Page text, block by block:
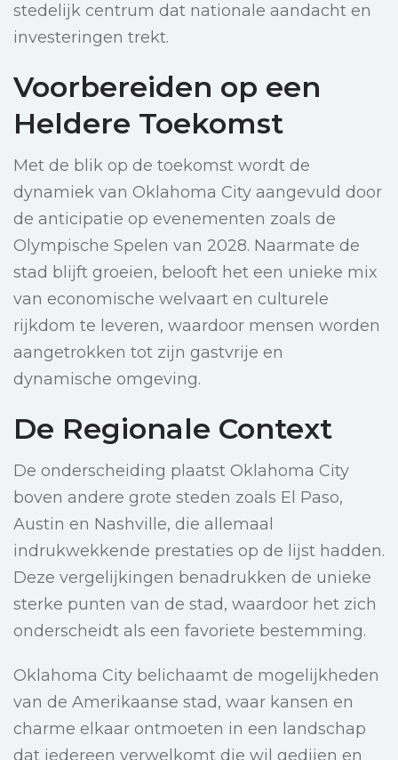
stedelijk centrum dat nationale aandacht en
investeringen trekt.
Voorbereiden op een
Heldere Toekomst
Met de blik op de toekomst wordt de
dynamiek van Oklahoma City aangevuld door
de anticipatie op evenementen zoals de
Olympische Spelen van 2028. Naarmate de
stad blijft groeien, belooft het een unieke mix
van economische welvaart en culturele
rijkdom te leveren, waardoor mensen worden
aangetrokken tot zijn gastvrije en
dynamische omgeving.
De Regionale Context
De onderscheiding plaatst Oklahoma City
boven andere grote steden zoals El Paso,
Austin en Nashville, die allemaal
indrukwekkende prestaties op de lijst hadden.
Deze vergelijkingen benadrukken de unieke
sterke punten van de stad, waardoor het zich
onderscheidt als een favoriete bestemming.
Oklahoma City belichaamt de mogelijkheden
van de Amerikaanse stad, waar kansen en
charme elkaar ontmoeten in een landschap
dat iedereen verwelkomt die wil gedijen en